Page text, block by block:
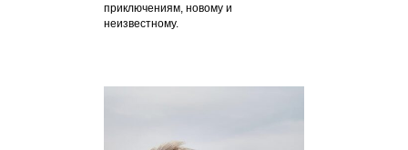
приключениям, новому и
неизвестному.